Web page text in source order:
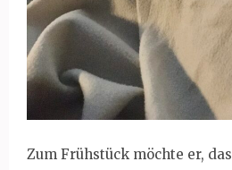
Zum Frühstück möchte er,